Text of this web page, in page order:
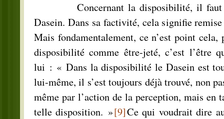
Concernant la disposibilité, il faut
Dasein. Dans sa factivité, cela signifie
Mais fondamentalement, ce n’est point cela,
disposibilité comme être-jeté, c’est l’être
lui : « Dans la disposibilité le Dasein est
lui-même, il s’est toujours déjà trouvé, non
même par l’action de la perception, mais en
telle disposition. »[9]Ce qui voudrait dire